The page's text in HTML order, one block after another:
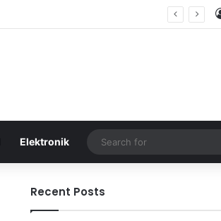
Elektronik
Recent Posts